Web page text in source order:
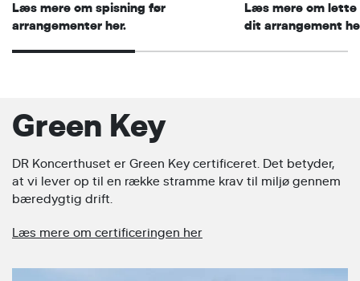
Læs mere om spisning før
arrangementer her.
Læs mere om
dit arrangement
Green Key
DR Koncerthuset er Green Key certificeret. Det betyder,
at vi lever op til en række stramme krav til miljø gennem
bæredygtig drift.
Læs mere om certificeringen her